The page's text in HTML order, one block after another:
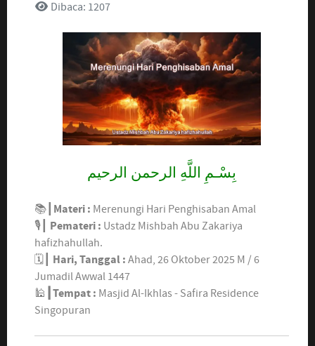
Dibaca: 1207
بِسْـمِ اللَّهِ الرحمن الرحيم
📚┃ Materi : Merenungi Hari Penghisaban Amal
🎙┃ Pemateri : Ustadz Mishbah Abu Zakariya
hafizhahullah.
🗓┃ Hari, Tanggal : Ahad, 26 Oktober 2025 M / 6
Jumadil Awwal 1447
🕌
┃Tempat : Masjid Al-Ikhlas - Safira Residence
Singopuran